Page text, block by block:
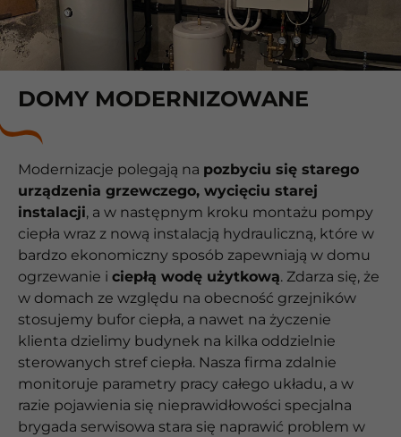
DOMY MODERNIZOWANE
Modernizacje polegają na pozbyciu się starego
urządzenia grzewczego, wycięciu starej
instalacji, a w następnym kroku montażu pompy
ciepła wraz z nową instalacją hydrauliczną, które w
bardzo ekonomiczny sposób zapewniają w domu
ogrzewanie i ciepłą wodę użytkową. Zdarza się, że
w domach ze względu na obecność grzejników
stosujemy bufor ciepła, a nawet na życzenie
klienta dzielimy budynek na kilka oddzielnie
sterowanych stref ciepła. Nasza firma zdalnie
monitoruje parametry pracy całego układu, a w
razie pojawienia się nieprawidłowości specjalna
brygada serwisowa stara się naprawić problem w